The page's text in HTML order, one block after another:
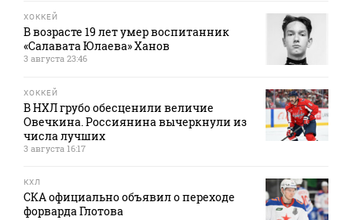
ХОККЕЙ
В возрасте 19 лет умер воспитанник
«Салавата Юлаева» Ханов
3 августа 23:46
ХОККЕЙ
В НХЛ грубо обесценили величие
Овечкина. Россиянина вычеркнули из
числа лучших
3 августа 16:17
КХЛ
СКА официально объявил о переходе
форварда Глотова